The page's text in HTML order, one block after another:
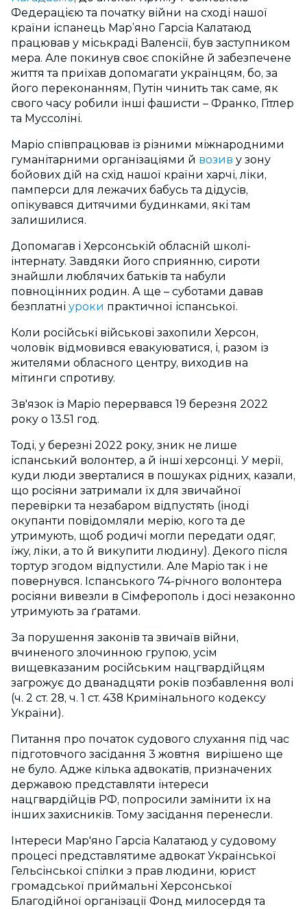
Федерацією та початку війни на сході нашої
країни іспанець Мар’яно Гарсіа Калатаюд
працював у міськраді Валенсії, був заступником
мера. Але покинув своє спокійне й забезпечене
життя та приїхав допомагати українцям, бо, за
його переконанням, Путін чинить так саме, як
свого часу робили інші фашисти – Франко, Гітлер
та Муссоліні.
Маріо співпрацював із різними міжнародними
гуманітарними організаціями й возив у зону
бойових дій на схід нашої країни харчі, ліки,
памперси для лежачих бабусь та дідусів,
опікувався дитячими будинками, які там
залишилися.
Допомагав і Херсонській обласній школі-
інтернату. Завдяки його сприянню, сироти
знайшли люблячих батьків та набули
повноцінних родин. А ще – суботами давав
безплатні уроки практичної іспанської.
Коли російські військові захопили Херсон,
чоловік відмовився евакуюватися, і, разом із
жителями обласного центру, виходив на
мітинги спротиву.
Зв'язок із Маріо перервався 19 березня 2022
року о 13.51 год.
Тоді, у березні 2022 року, зник не лише
іспанський волонтер, а й інші херсонці. У мерії,
куди люди зверталися в пошуках рідних, казали,
що росіяни затримали їх для звичайної
перевірки та незабаром відпустять (іноді
окупанти повідомляли мерію, кого та де
утримують, щоб родичі могли передати одяг,
їжу, ліки, а то й викупити людину). Декого після
тортур згодом відпустили. Але Маріо так і не
повернувся. Іспанського 74-річного волонтера
росіяни вивезли в Сімферополь і досі незаконно
утримують за ґратами.
За порушення законів та звичаїв війни,
вчиненого злочинною групою, усім
вищевказаним російським нацгвардійцям
загрожує до дванадцяти років позбавлення волі
(ч. 2 ст. 28, ч. 1 ст. 438 Кримінального кодексу
України).
Питання про початок судового слухання під час
підготовчого засідання 3 жовтня вирішено ще
не було. Адже кілька адвокатів, призначених
державою представляти інтереси
нацгвардійців РФ, попросили замінити їх на
інших захисників. Тому засідання перенесли.
Інтереси Мар'яно Гарсіа Калатаюд у судовому
процесі представлятиме адвокат Української
Гельсінської спілки з прав людини, юрист
громадської приймальні Херсонської
Благодійної організації Фонд милосердя та